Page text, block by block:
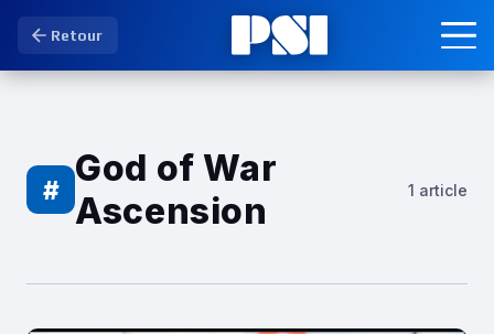
Retour
# God of War
Ascension
1 article